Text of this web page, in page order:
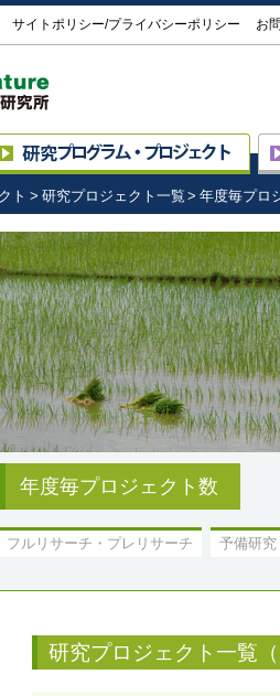
研について 研
研究の進め方
プログラム ― プロジェクト制
評価委員による評価
公募情報
ト 研究プロジェクト一覧 年度毎プロ
サイトポリシー/プライバシーポリシー お
年度毎プロジェクト数
フルリサーチ・プレリサーチ 予備研
研究プロジェクト一覧（